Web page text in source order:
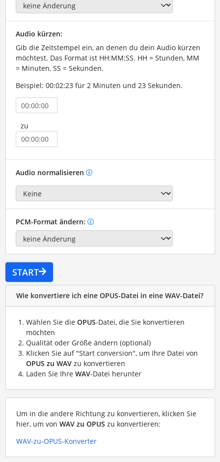
Audio kürzen:
Gib die Zeitstempel ein, an denen du dein Audio kürzen
möchtest. Das Format ist HH:MM:SS. HH = Stunden, MM
= Minuten, SS = Sekunden.
Beispiel: 00:02:23 für 2 Minuten und 23 Sekunden.
zu
Audio normalisieren
PCM-Format ändern:
START
Wie konvertiere ich eine OPUS-Datei in eine WAV-Datei?
Wählen Sie die OPUS-Datei, die Sie konvertieren
möchten
Qualität oder Größe ändern (optional)
Klicken Sie auf "Start conversion", um Ihre Datei von
OPUS zu WAVzu konvertieren
Laden Sie Ihre WAV-Datei herunter
Um in die andere Richtung zu konvertieren, klicken Sie
hier, um von WAV zu OPUS zu konvertieren:
WAV-zu-OPUS-Konverter